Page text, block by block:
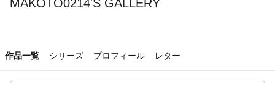
MAKOTO0214'S GALLERY
作品一覧 シリーズ プロフィール レター